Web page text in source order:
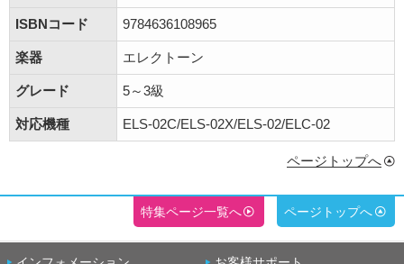
ISBNコード 9784636108965
楽器 エレクトーン
グレード 5～3級
対応機種 ELS-02C/ELS-02X/ELS-02/ELC-02
ページトップへ
特集ページ一覧へ ページトップへ